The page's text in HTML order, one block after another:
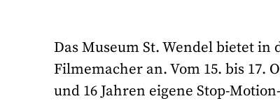
Das Museum St. Wendel bietet
Filmemacher an. Vom 15. bis 17.
und 16 Jahren eigene Stop-